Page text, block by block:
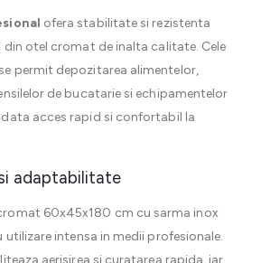
ofera stabilitate si rezistenta
otel cromat de inalta calitate. Cele
permit depozitarea alimentelor,
de bucatarie si echipamentelor
acces rapid si confortabil la
adaptabilitate
60x45x180 cm cu sarma inox
intensa in medii profesionale.
aerisirea si curatarea rapida, iar